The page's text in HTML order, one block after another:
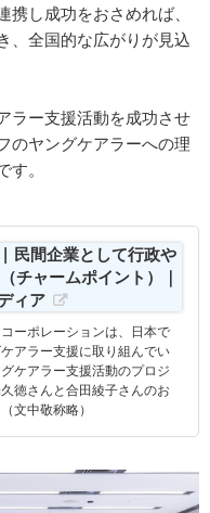
し成功をおさめれば、
、全国的な広がりが見込
ラー支援活動を成功させ
のヤングケアラーへの理
。
民間企業として行政や
チャームポイント）｜
ィア
ーポレーションは、日本で
アラー支援に取り組んでい
ケアラー支援活動のプロジ
徳さんと合田綾子さんのお
文中敬称略）